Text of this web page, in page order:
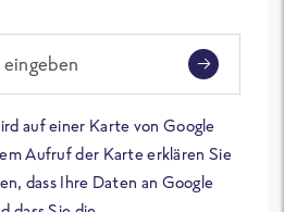
auf einer Karte von Google
Aufruf der Karte erklären Sie
dass Ihre Daten an Google